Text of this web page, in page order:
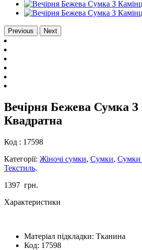
Previous Next
Вечірня Бежева Сумка
Квадратна
Код : 17598
Категорії: Жіночі сумки, Сумки, Сумки
Текстиль.
1397 грн.
Характеристики
Матеріал підкладки: Тканина
Код: 17598